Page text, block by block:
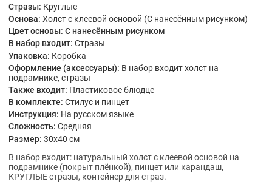
Стразы: Круглые
Основа: Холст с клеевой основой (С нанесённым рисунком)
Цвет основы: С нанесённым рисунком
В набор входит: Стразы
Упаковка: Коробка
Оформление (аксессуары): В набор входит холст на
подрамнике, стразы
Также входит: Пластиковое блюдце
В комплекте: Стилус и пинцет
Инструкция: На русском языке
Сложность: Средняя
Размер: 30x40 см
В набор входит: натуральный холст с клеевой основой на
подрамнике (покрыт плёнкой), пинцет или карандаш,
КРУГЛЫЕ стразы, контейнер для страз.